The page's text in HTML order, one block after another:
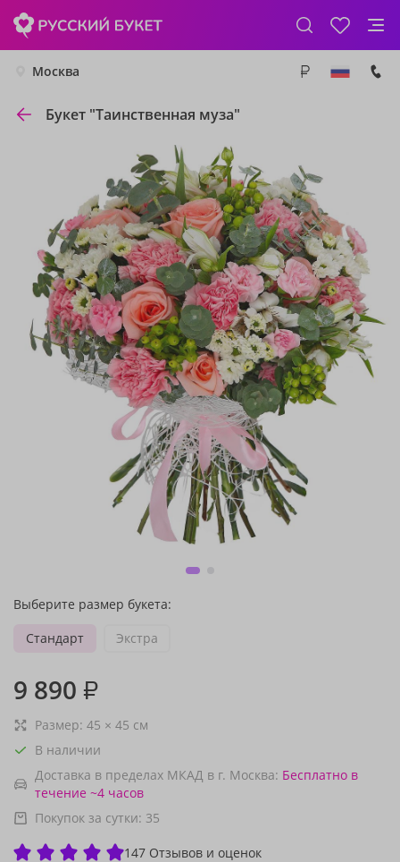
Москва
Букет "Таинственная муза"
Выберите размер букета:
Стандарт
Экстра
9 890 ₽
Размер: 45 × 45 см
В наличии
Доставка в пределах МКАД в г. Москва: Бесплатно в
течение ~4 часов
Покупок за сутки: 35
147 Отзывов и оценок